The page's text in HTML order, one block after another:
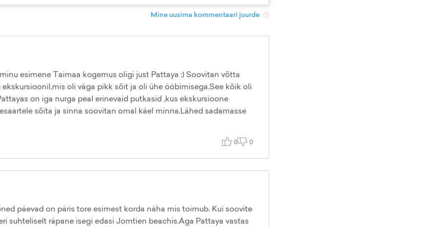
Mine uusima kommentaari juurde
esimene Taimaa kogemus oligi just Pattaya :) Soovitan võtta
oli väga pikk sõit ja oli ühe ööbimisega.See kõik oli
on iga nurga peal erinevaid putkasid ,kus ekskursioone
sõita ja sinna soovitan omal käel minna.Lähed sadamasse
0 0
päevad on päris tore esimest korda näha mis toimub. Kui soovite
suhteliselt räpane isegi edasi Jomtien beachis.Aga Pattaya vastas